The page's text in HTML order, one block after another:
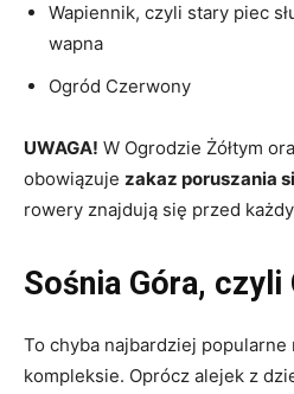
Wapiennik, czyli stary piec
wapna
Ogród Czerwony
UWAGA! W Ogrodzie Żółtym
obowiązuje zakaz poruszania
rowery znajdują się przed
Sośnia Góra, czyli
To chyba najbardziej popularne
kompleksie. Oprócz alejek z